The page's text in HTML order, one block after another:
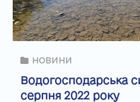
НОВИНИ
Водогосподарська
серпня 2022 року